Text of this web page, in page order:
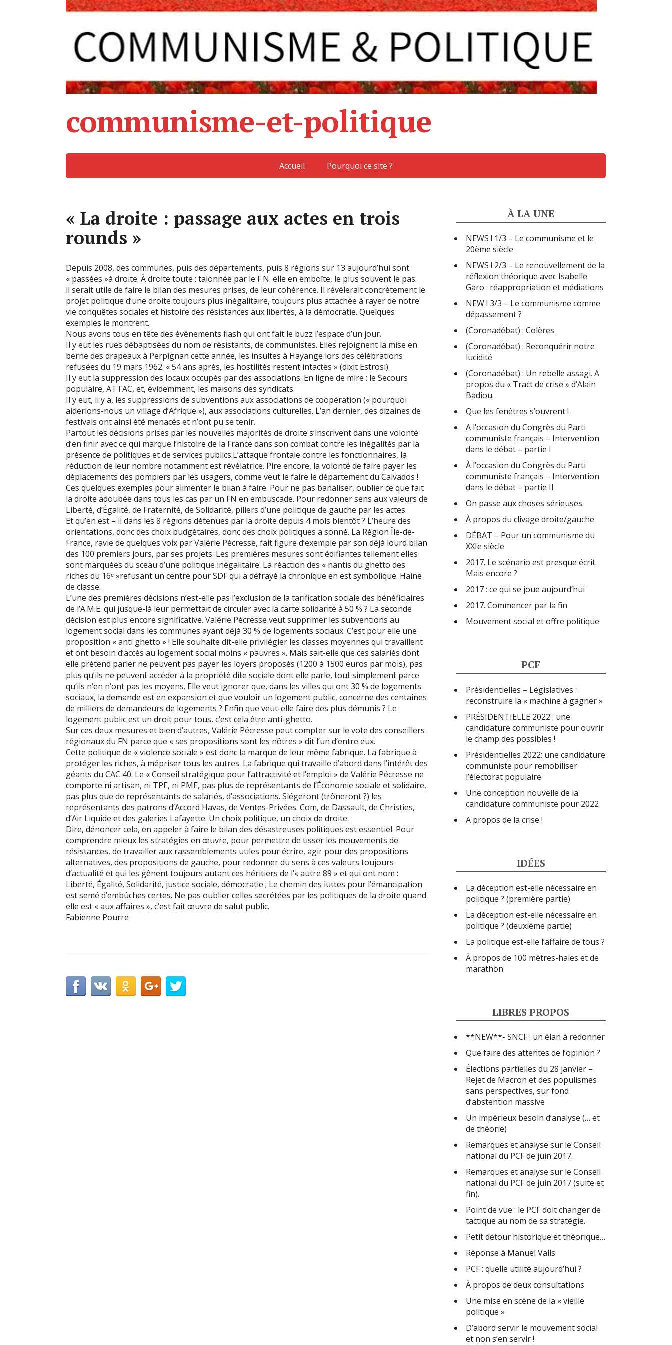
communisme-et-politique
Accueil Pourquoi ce site ?
« La droite : passage aux actes en trois
rounds »
Depuis 2008, des communes, puis des départements, puis 8 régions sur 13 aujourd’hui sont
« passées »à droite. À droite toute : talonnée par le F.N. elle en emboîte, le plus souvent le pas.
il serait utile de faire le bilan des mesures prises, de leur cohérence. Il révélerait concrètement le
projet politique d’une droite toujours plus inégalitaire, toujours plus attachée à rayer de notre
vie conquêtes sociales et histoire des résistances aux libertés, à la démocratie. Quelques
exemples le montrent.
Nous avons tous en tête des évènements flash qui ont fait le buzz l’espace d’un jour.
Il y eut les rues débaptisées du nom de résistants, de communistes. Elles rejoignent la mise en
berne des drapeaux à Perpignan cette année, les insultes à Hayange lors des célébrations
refusées du 19 mars 1962. « 54 ans après, les hostilités restent intactes » (dixit Estrosi).
Il y eut la suppression des locaux occupés par des associations. En ligne de mire : le Secours
populaire, ATTAC, et, évidemment, les maisons des syndicats.
Il y eut, il y a, les suppressions de subventions aux associations de coopération (« pourquoi
aiderions-nous un village d’Afrique »), aux associations culturelles. L’an dernier, des dizaines de
festivals ont ainsi été menacés et n’ont pu se tenir.
Partout les décisions prises par les nouvelles majorités de droite s’inscrivent dans une volonté
d’en finir avec ce qui marque l’histoire de la France dans son combat contre les inégalités par la
présence de politiques et de services publics.L’attaque frontale contre les fonctionnaires, la
réduction de leur nombre notamment est révélatrice. Pire encore, la volonté de faire payer les
déplacements des pompiers par les usagers, comme veut le faire le département du Calvados !
Ces quelques exemples pour alimenter le bilan à faire. Pour ne pas banaliser, oublier ce que fait
la droite adoubée dans tous les cas par un FN en embuscade. Pour redonner sens aux valeurs de
Liberté, d’Égalité, de Fraternité, de Solidarité, piliers d’une politique de gauche par les actes.
Et qu’en est – il dans les 8 régions détenues par la droite depuis 4 mois bientôt ? L’heure des
orientations, donc des choix budgétaires, donc des choix politiques a sonné. La Région Île-de-
France, ravie de quelques voix par Valérie Pécresse, fait figure d’exemple par son déjà lourd bilan
des 100 premiers jours, par ses projets. Les premières mesures sont édifiantes tellement elles
sont marquées du sceau d’une politique inégalitaire. La réaction des « nantis du ghetto des
riches du 16ᵉ »refusant un centre pour SDF qui a défrayé la chronique en est symbolique. Haine
de classe.
L’une des premières décisions n’est-elle pas l’exclusion de la tarification sociale des bénéficiaires
de l’A.M.E. qui jusque-là leur permettait de circuler avec la carte solidarité à 50 % ? La seconde
décision est plus encore significative. Valérie Pécresse veut supprimer les subventions au
logement social dans les communes ayant déjà 30 % de logements sociaux. C’est pour elle une
proposition « anti ghetto » ! Elle souhaite dit-elle privilégier les classes moyennes qui travaillent
et ont besoin d’accès au logement social moins « pauvres ». Mais sait-elle que ces salariés dont
elle prétend parler ne peuvent pas payer les loyers proposés (1200 à 1500 euros par mois), pas
plus qu’ils ne peuvent accéder à la propriété dite sociale dont elle parle, tout simplement parce
qu’ils n’en n’ont pas les moyens. Elle veut ignorer que, dans les villes qui ont 30 % de logements
sociaux, la demande est en expansion et que vouloir un logement public, concerne des centaines
de milliers de demandeurs de logements ? Enfin que veut-elle faire des plus démunis ? Le
logement public est un droit pour tous, c’est cela être anti-ghetto.
Sur ces deux mesures et bien d’autres, Valérie Pécresse peut compter sur le vote des conseillers
régionaux du FN parce que « ses propositions sont les nôtres » dit l’un d’entre eux.
Cette politique de « violence sociale » est donc la marque de leur même fabrique. La fabrique à
protéger les riches, à mépriser tous les autres. La fabrique qui travaille d’abord dans l’intérêt des
géants du CAC 40. Le « Conseil stratégique pour l’attractivité et l’emploi » de Valérie Pécresse ne
comporte ni artisan, ni TPE, ni PME, pas plus de représentants de l’Économie sociale et solidaire,
pas plus que de représentants de salariés, d’associations. Siégeront (trôneront ?) les
représentants des patrons d’Accord Havas, de Ventes-Privées. Com, de Dassault, de Christies,
d’Air Liquide et des galeries Lafayette. Un choix politique, un choix de droite.
Dire, dénoncer cela, en appeler à faire le bilan des désastreuses politiques est essentiel. Pour
comprendre mieux les stratégies en œuvre, pour permettre de tisser les mouvements de
résistances, de travailler aux rassemblements utiles pour écrire, agir pour des propositions
alternatives, des propositions de gauche, pour redonner du sens à ces valeurs toujours
d’actualité et qui les gênent toujours autant ces héritiers de l’« autre 89 » et qui ont nom :
Liberté, Égalité, Solidarité, justice sociale, démocratie ; Le chemin des luttes pour l’émancipation
est semé d’embûches certes. Ne pas oublier celles secrétées par les politiques de la droite quand
elle est « aux affaires », c’est fait œuvre de salut public.
Fabienne Pourre
À LA UNE
NEWS ! 1/3 – Le communisme et le
20ème siècle
NEWS ! 2/3 – Le renouvellement de la
réflexion théorique avec Isabelle
Garo : réappropriation et médiations
NEW ! 3/3 – Le communisme comme
dépassement ?
(Coronadébat) : Colères
(Coronadébat) : Reconquérir notre
lucidité
(Coronadébat) : Un rebelle assagi. A
propos du « Tract de crise » d’Alain
Badiou.
Que les fenêtres s’ouvrent !
A l’occasion du Congrès du Parti
communiste français – Intervention
dans le débat – partie I
À l’occasion du Congrès du Parti
communiste français – Intervention
dans le débat – partie II
On passe aux choses sérieuses.
À propos du clivage droite/gauche
DÉBAT – Pour un communisme du
XXIe siècle
2017. Le scénario est presque écrit.
Mais encore ?
2017 : ce qui se joue aujourd’hui
2017. Commencer par la fin
Mouvement social et offre politique
PCF
Présidentielles – Législatives :
reconstruire la « machine à gagner »
PRÉSIDENTIELLE 2022 : une
candidature communiste pour ouvrir
le champ des possibles !
Présidentielles 2022: une candidature
communiste pour remobiliser
l’électorat populaire
Une conception nouvelle de la
candidature communiste pour 2022
A propos de la crise !
IDÉES
La déception est-elle nécessaire en
politique ? (première partie)
La déception est-elle nécessaire en
politique ? (deuxième partie)
La politique est-elle l’affaire de tous ?
À propos de 100 mètres-haies et de
marathon
LIBRES PROPOS
**NEW**- SNCF : un élan à redonner
Que faire des attentes de l’opinion ?
Élections partielles du 28 janvier –
Rejet de Macron et des populismes
sans perspectives, sur fond
d’abstention massive
Un impérieux besoin d’analyse (… et
de théorie)
Remarques et analyse sur le Conseil
national du PCF de juin 2017.
Remarques et analyse sur le Conseil
national du PCF de juin 2017 (suite et
fin).
Point de vue : le PCF doit changer de
tactique au nom de sa stratégie.
Petit détour historique et théorique…
Réponse à Manuel Valls
PCF : quelle utilité aujourd’hui ?
À propos de deux consultations
Une mise en scène de la « vieille
politique »
D’abord servir le mouvement social
et non s’en servir !